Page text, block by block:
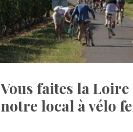
Vous faites la
notre local à vélo